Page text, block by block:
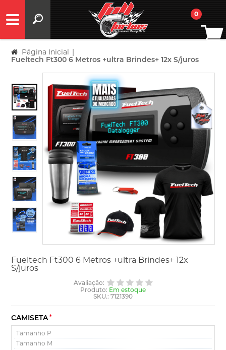
0
Página Inicial |
Fueltech Ft300 6 Metros +ultra Brindes+ 12x S/juros
Fueltech Ft300 6 Metros +ultra Brindes+ 12x
S/juros
Avaliação:
Produto: Em estoque
SKU.: 7121390
*
CAMISETA